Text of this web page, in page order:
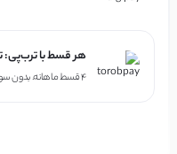
هر قسط با ترب‌پی:
۴ قسط ماهانه. بدون سود، چک و ضامن.